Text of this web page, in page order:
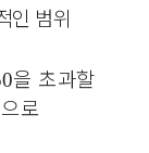
인 범위
을 초과할
로